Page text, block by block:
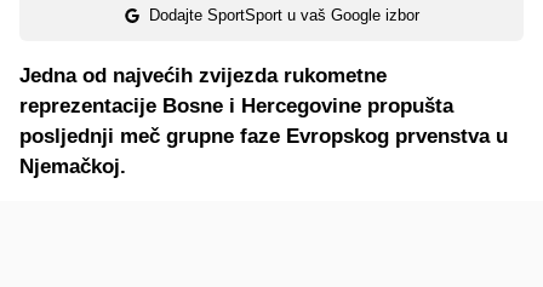
Dodajte SportSport u vaš Google izbor
Jedna od najvećih zvijezda rukometne
reprezentacije Bosne i Hercegovine propušta
posljednji meč grupne faze Evropskog prvenstva u
Njemačkoj.